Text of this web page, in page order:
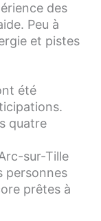
des
Peu à
et pistes
été
quatre
sur-Tille
personnes
prêtes à